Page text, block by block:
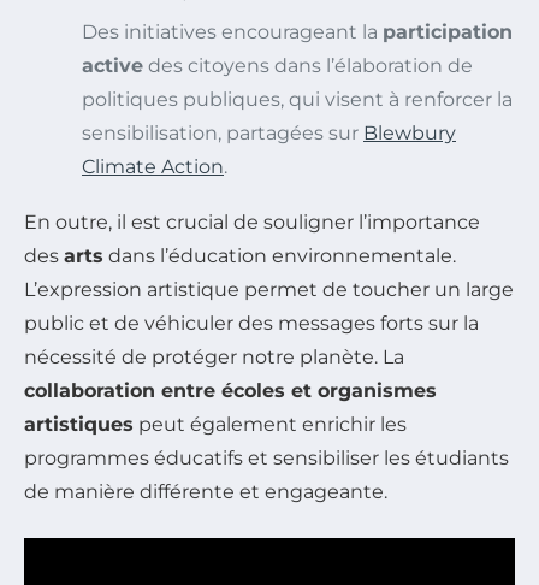
Des initiatives encourageant la participation
active des citoyens dans l’élaboration de
politiques publiques, qui visent à renforcer la
sensibilisation, partagées sur Blewbury
Climate Action.
En outre, il est crucial de souligner l’importance
des arts dans l’éducation environnementale.
L’expression artistique permet de toucher un large
public et de véhiculer des messages forts sur la
nécessité de protéger notre planète. La
collaboration entre écoles et organismes
artistiques peut également enrichir les
programmes éducatifs et sensibiliser les étudiants
de manière différente et engageante.